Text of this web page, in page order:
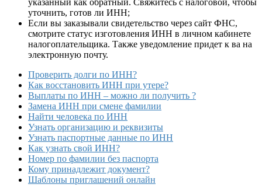
указанный как обратный. Свяжитесь с налоговой, чтобы
уточнить, готов ли ИНН;
Если вы заказывали свидетельство через сайт ФНС,
смотрите статус изготовления ИНН в личном кабинете
налогоплательщика. Также уведомление придет к ва на
электронную почту.
Проверить долги по ИНН?
Как восстановить ИНН при утере?
Выплаты по ИНН – можно ли получить ?
Замена ИНН при смене фамилии
Найти человека по ИНН
Узнать организацию и реквизиты
Узнать паспортные данные по ИНН
Как узнать свой ИНН?
Номер по фамилии без паспорта
Кому принадлежит документ?
Шаблоны приглашений онлайн